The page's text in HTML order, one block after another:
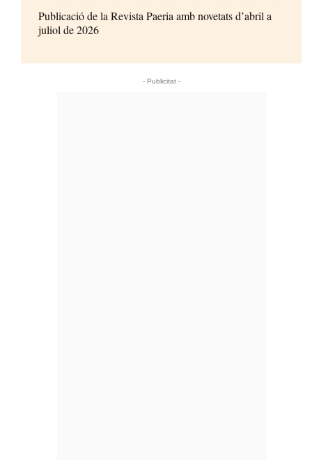
Publicació de la Revista Paeria amb novetats d’abril a
juliol de 2026
- Publicitat -